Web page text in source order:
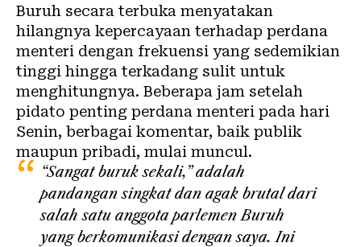
Buruh secara terbuka menyatakan
hilangnya kepercayaan terhadap perdana
menteri dengan frekuensi yang sedemikian
tinggi hingga terkadang sulit untuk
menghitungnya. Beberapa jam setelah
pidato penting perdana menteri pada hari
Senin, berbagai komentar, baik publik
maupun pribadi, mulai muncul.
“Sangat buruk sekali,” adalah
pandangan singkat dan agak brutal dari
salah satu anggota parlemen Buruh
yang berkomunikasi dengan saya. Ini